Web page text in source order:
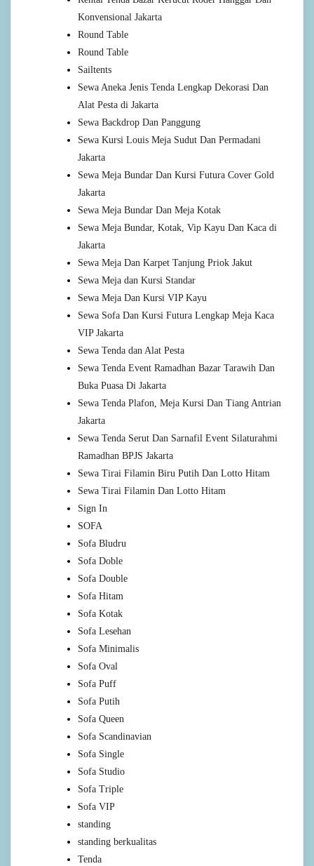
Konvensional Jakarta
Round Table
Round Table
Sailtents
Sewa Aneka Jenis Tenda Lengkap Dekorasi Dan
Alat Pesta di Jakarta
Sewa Backdrop Dan Panggung
Sewa Kursi Louis Meja Sudut Dan Permadani
Jakarta
Sewa Meja Bundar Dan Kursi Futura Cover Gold
Jakarta
Sewa Meja Bundar Dan Meja Kotak
Sewa Meja Bundar, Kotak, Vip Kayu Dan Kaca di
Jakarta
Sewa Meja Dan Karpet Tanjung Priok Jakut
Sewa Meja dan Kursi Standar
Sewa Meja Dan Kursi VIP Kayu
Sewa Sofa Dan Kursi Futura Lengkap Meja Kaca
VIP Jakarta
Sewa Tenda dan Alat Pesta
Sewa Tenda Event Ramadhan Bazar Tarawih Dan
Buka Puasa Di Jakarta
Sewa Tenda Plafon, Meja Kursi Dan Tiang Antrian
Jakarta
Sewa Tenda Serut Dan Sarnafil Event Silaturahmi
Ramadhan BPJS Jakarta
Sewa Tirai Filamin Biru Putih Dan Lotto Hitam
Sewa Tirai Filamin Dan Lotto Hitam
Sign In
SOFA
Sofa Bludru
Sofa Doble
Sofa Double
Sofa Hitam
Sofa Kotak
Sofa Lesehan
Sofa Minimalis
Sofa Oval
Sofa Puff
Sofa Putih
Sofa Queen
Sofa Scandinavian
Sofa Single
Sofa Studio
Sofa Triple
Sofa VIP
standing
standing berkualitas
Tenda